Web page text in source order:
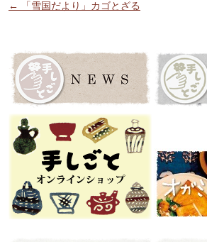
投稿ナビゲーション
← 「雪国だより」カゴとざる